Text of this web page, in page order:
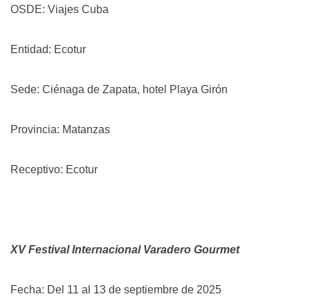
OSDE: Viajes Cuba
Entidad: Ecotur
Sede: Ciénaga de Zapata, hotel Playa Girón
Provincia: Matanzas
Receptivo: Ecotur
XV Festival Internacional Varadero Gourmet
Fecha: Del 11 al 13 de septiembre de 2025